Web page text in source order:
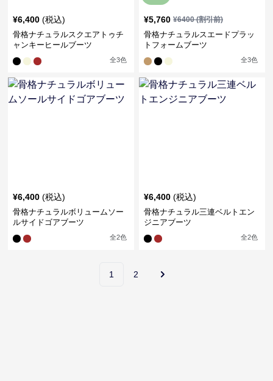
¥6,400 (税込)
骨格ナチュラルスクエアトゥチ
ャンキーヒールブーツ
全3色
¥5,760 ¥6400(割引前)
骨格ナチュラルスエードプラッ
トフォームブーツ
全3色
¥6,400 (税込)
骨格ナチュラルボリュームソー
ルサイドゴアブーツ
全2色
¥6,400 (税込)
骨格ナチュラル三連ベルトエン
ジニアブーツ
全2色
1 2